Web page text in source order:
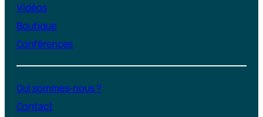
Vidéos
Boutique
Conférences
Qui sommes-nous ?
Contact